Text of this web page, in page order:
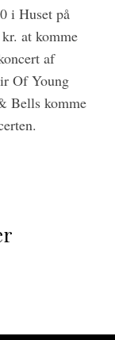
i Huset på
at komme
af
Of Young
Bells komme